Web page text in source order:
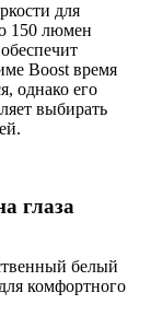
для
150 люмен
Boost время
однако его
выбирать
глаза
белый
комфортного